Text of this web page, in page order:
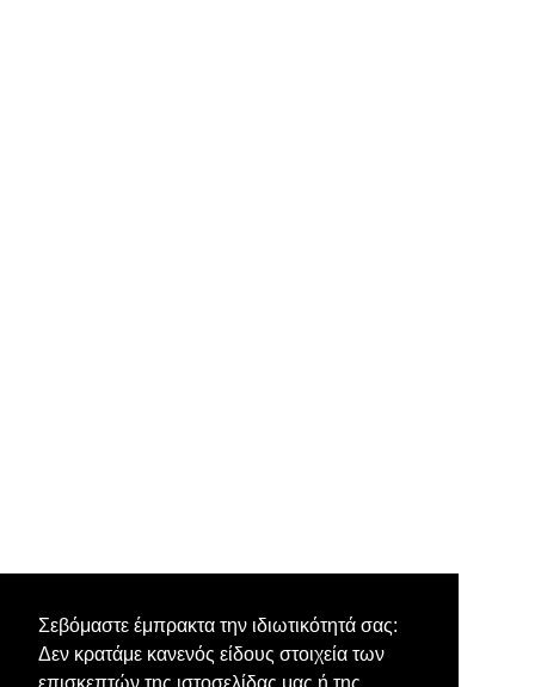
Σεβόμαστε έμπρακτα την ιδιωτικότητά σας:
Δεν κρατάμε κανενός είδους στοιχεία των